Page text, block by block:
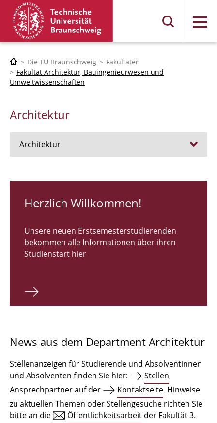
Menü
Die TU Braunschweig
Fakultäten
Fakultät Architektur, Bauingenieurwesen und
Umweltwissenschaften
Architektur
Architektur
RUNDGANG 26
Bachelor Architektur
Master Architektur
Qualifikationsprofil
Institute
Einrichtungen
Zeichensäle
Herzlich Willkommen!
Unsere neuen Erstsemesterstudierenden
bekommen alle Informationen über ihren
Studienstart hier
News aus dem Department Architektur
Stellenanzeigen für Studierende und Absolventinnen
und Absolventen finden Sie hier:
Stellen,
Ansprechpartner auf der
Kontaktseite. Hinweise
zu aktuellen Themen oder Stellengesuche richten Sie
bitte an die
Öffentlichkeitsarbeit der Fakultät 3.